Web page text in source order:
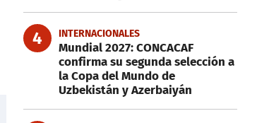
4 INTERNACIONALES
Mundial 2027: CONCACAF
confirma su segunda selección a
la Copa del Mundo de
Uzbekistán y Azerbaiyán